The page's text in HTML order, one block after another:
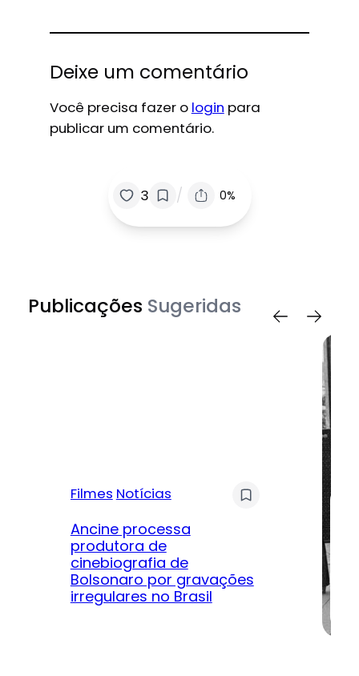
Deixe um comentário
Você precisa fazer o login para
publicar um comentário.
3 / 0%
Publicações Sugeridas
Filmes Notícias
Ancine processa
produtora de
cinebiografia de
Bolsonaro por gravações
irregulares no Brasil